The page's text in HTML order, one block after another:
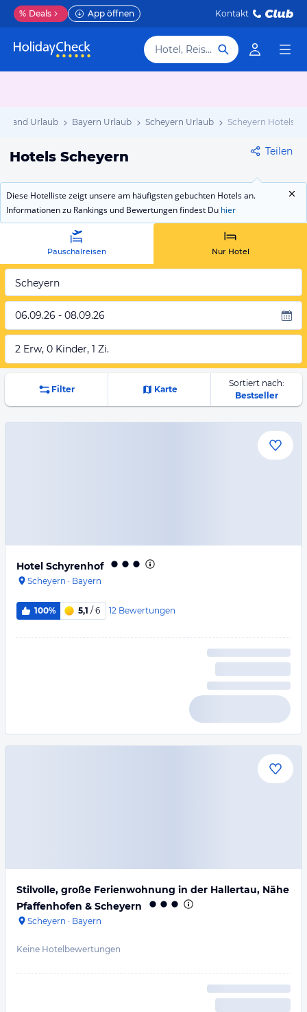
% Deals App öffnen Kontakt
Hotel, Reiseziel
Urlaub Bayern Urlaub Scheyern Urlaub Scheyern Hotels
Hotels Scheyern Teilen
Diese Hotelliste zeigt unsere am häufigsten gebuchten Hotels an.
Informationen zu Rankings und Bewertungen findest Du hier
Pauschalreisen Nur Hotel
Scheyern
06.09.26 - 08.09.26
2 Erw, 0 Kinder, 1 Zi.
Filter Karte
Sortiert nach:
Bestseller
Hotel Schyrenhof
Scheyern · Bayern
100% 5,1 / 6 12 Bewertungen
Stilvolle, große Ferienwohnung in der Hallertau, Nähe
Pfaffenhofen & Scheyern
Scheyern · Bayern
Keine Hotelbewertungen